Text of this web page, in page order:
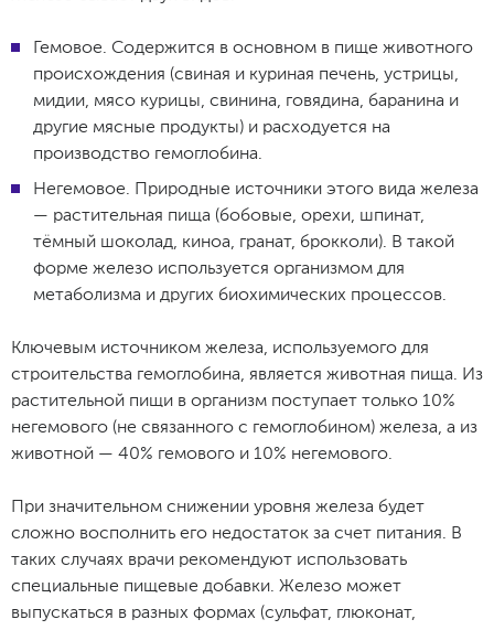
Гемовое. Содержится в основном в пище животного
происхождения (свиная и куриная печень, устрицы,
мидии, мясо курицы, свинина, говядина, баранина и
другие мясные продукты) и расходуется на
производство гемоглобина.
Негемовое. Природные источники этого вида железа
— растительная пища (бобовые, орехи, шпинат,
тёмный шоколад, киноа, гранат, брокколи). В такой
форме железо используется организмом для
метаболизма и других биохимических процессов.
Ключевым источником железа, используемого для
строительства гемоглобина, является животная пища. Из
растительной пищи в организм поступает только 10%
негемового (не связанного с гемоглобином) железа, а из
животной — 40% гемового и 10% негемового.
При значительном снижении уровня железа будет
сложно восполнить его недостаток за счет питания. В
таких случаях врачи рекомендуют использовать
специальные пищевые добавки. Железо может
выпускаться в разных формах (сульфат, глюконат,